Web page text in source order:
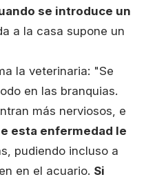
se introduce un
a la casa supone un
la veterinaria: "Se
en las branquias.
más nerviosos, e
esta enfermedad le
pudiendo incluso a
en el acuario. Si